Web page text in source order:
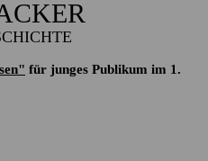
für junges Publikum im 1.